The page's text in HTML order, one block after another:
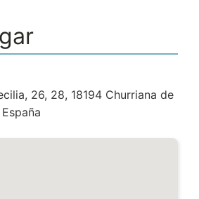
26, 28, 18194 Churriana de